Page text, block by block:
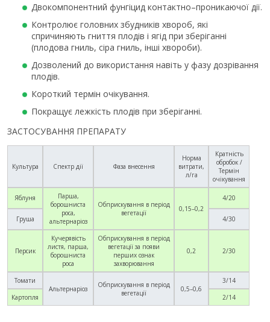
Двокомпонентний фунгіцид контактно–проникаючої дії.
Контролює головних збудників хвороб, які
спричиняють гниття плодів і ягід при зберіганні
(плодова гниль, сіра гниль, інші хвороби).
Дозволений до використання навіть у фазу дозрівання
плодів.
Короткий термін очікування.
Покращує лежкість плодів при зберіганні.
ЗАСТОСУВАННЯ ПРЕПАРАТУ
Культура Спектр дії Фаза внесення
Норма
витрати,
л/га
Кратність
обробок /
Термін
очікування
Яблуня
Парша,
борошниста
роса,
альтернаріоз
Обприскування в період
вегетації
0,15–0,2
4/20
Груша 4/30
Персик
Кучерявість
листя, парша,
борошниста
роса
Обприскування в період
вегетації за появи
перших ознак
захворювання
0,2 2/30
Томати
Альтернаріоз
Обприскування в період
вегетації
0,5–0,6
3/14
Картопля
2/14